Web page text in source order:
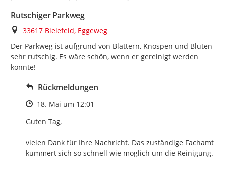
Rutschiger Parkweg
Ort
33617 Bielefeld, Eggeweg
Der Parkweg ist aufgrund von Blättern, Knospen und Blüten
sehr rutschig. Es wäre schön, wenn er gereinigt werden
könnte!
Rückmeldungen
Zeitpunkt des Erstellens
18. Mai um 12:01
Guten Tag,
vielen Dank für Ihre Nachricht. Das zuständige Fachamt
kümmert sich so schnell wie möglich um die Reinigung.